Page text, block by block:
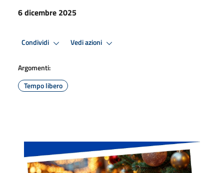
6 dicembre 2025
Condividi Vedi azioni
Argomenti:
Tempo libero